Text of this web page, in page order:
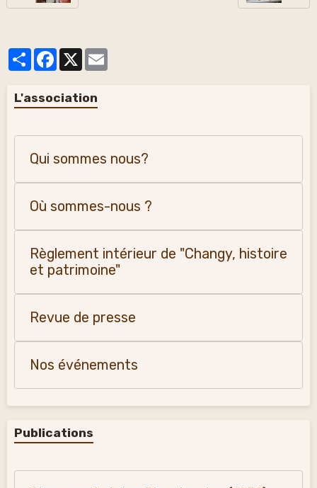
PartagerFacebook
L'association
Qui sommes nous?
Où sommes-nous ?
Règlement intérieur de "Changy, histoire
et patrimoine"
Revue de presse
Nos événements
Publications